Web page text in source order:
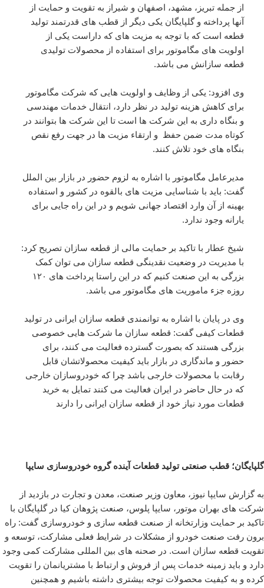
از جمله تبریز، مشهد، اصفهان و شیراز به تقویت و حمایت از
آنها پرداخته و گلپایگان یکی دیگر از قطب های قدرتمند تولید
قطعه است که با توجه به مزیت های که داراست یکی از
اولویت های مگاموتور برای استفاده از محصولات تولیدی
قطعه سازانش می باشد.
وی افزود: یکی از وظایف و اولویت هایی که شرکت مگاموتور
برای کاهش هزینه تولید در نظر دارد، انتقال خدمات مهندسی
و بنگاه داری به این شرکت ها است تا این شرکت ها بتوانند در
کوتاه مدت ضمن حفظ و ارتقاء مزیت ها در جهت رفع نقص
بنگاه های خود تلاش کنند.
مدیرعامل مگاموتور با اشاره به لزوم حضور در بازار بین الملل
گفت: باید با شناسایی مزیت های بالقوه در کشور و استفاده
بهینه از آن وارد اقتصاد جهانی شویم و در این راه جایی برای
یارانه وجود ندارد.
شیخ عطار با تاکید بر حمایت مالی از قطعه سازان تصریح کرد:
با مدیریت در وضعیت نقدینگی قطعه سازان می توان کمک
بزرگی به این صنعت کنیم که در این راستا پرداخت های ۱۲۰
روزه جزء ماموریت های مگاموتور می باشد.
وی در پایان با اشاره به توانمندی قطعه سازان ایرانی در تولید
قطعات کیفی گفت: قطعه سازان ما شرکت هایی خصوصی
بزرگی هستند که بصورت گسترده فعالیت می کنند، برای
حضور و ماندگاری در بازار باید کیفیت محصولاتشان قابل
رقابت با محصولات خارجی باشد چرا که خودروسازان خارجی
که در حال حاضر در ایران فعالیت می کنند تمایل به خرید
قطعات مورد نیاز خود از قطعه سازان ایرانی را دارند
گلپایگان؛ قطب صنعتی تولید قطعات آینده گروه خودروسازی سایپا
به گزارش سایپا نیوز، معاون وزیر صنعت، معدن و تجارت در بازدید از
شرکت های بهران موتور، سایپا پلوس، صنعت پژوهان کیا در گلپایگان با
تاکید بر حمایت وزارتخانه از صنعت قطعه سازی و خودروسازی گفت: راه
برون رفت صنعت خودرو از مشکلات در شرایط فعلی مشارکت، توسعه و
تقویت قطعه سازان است. در صحنه های بین المللی مشارکت کمی وجود
دارد و باید زمینه خدمات پس از فروش و ارتباط با مشتریانمان را تقویت
کرده و به کیفیت محصولات توجه بیشتری داشته باشیم و همچنین